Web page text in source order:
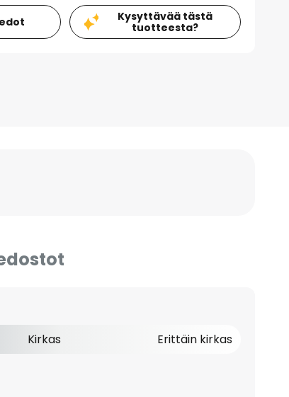
Kysyttävää tästä
tuotteesta?
Kirkas Erittäin kirkas